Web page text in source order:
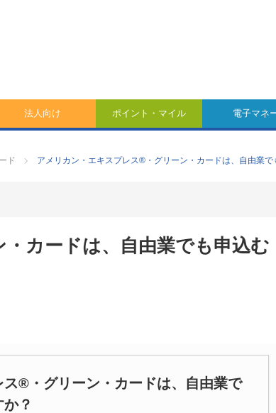
法人向け ポイント・マイル 電子マネ
ド アメリカン・エキスプレス®・グリーン・カードは、自由業で
カードは、自由業でも申込む
®・グリーン・カードは、自由業で
？